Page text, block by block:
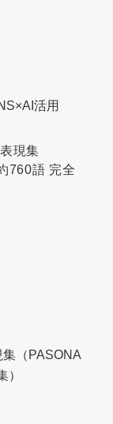
活用
集（PASONA
）